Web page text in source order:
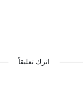
اترك تعليقاً